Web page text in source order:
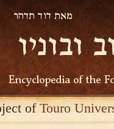
ofTouro